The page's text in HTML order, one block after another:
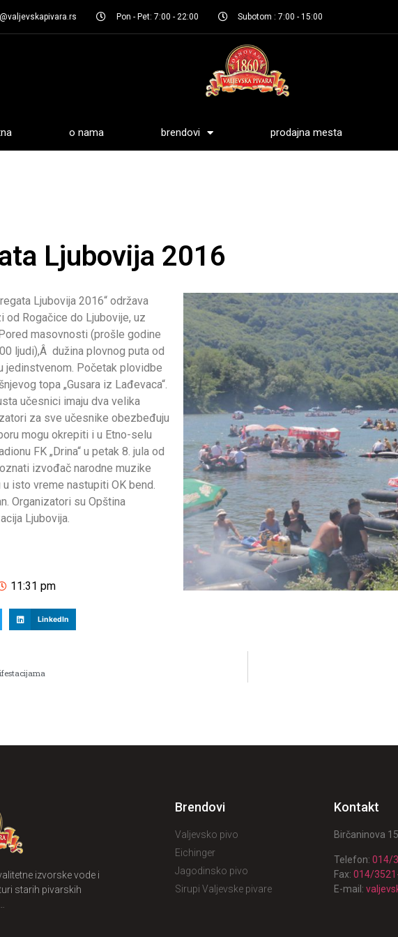
Pon - Pet: 7:00 - 22:00 Subotom : 7:00 - 15:00
o nama brendovi prodajna mesta
Ljubovija 2016
Ljubovija 2016“ održava
od Rogačice do Ljubovije, uz
masovnosti (prošle godine
ljudi),Â dužina plovnog puta od
jedinstvenom. Početak plovidbe
topa „Gusara iz Lađevaca“.
učesnici imaju dva velika
za sve učesnike obezbeđuju
mogu okrepiti i u Etno-selu
FK „Drina“ u petak 8. jula od
izvođač narodne muzike
isto vreme nastupiti OK bend.
Organizatori su Opština
Ljubovija.
11:31 pm
LinkedIn
izvorske vode i
starih pivarskih
Brendovi
Valjevsko pivo
Eichinger
Jagodinsko pivo
Sirupi Valjevske pivare
Kontakt
Birčaninova
Telefon: 014/
Fax: 014/
E-mail: